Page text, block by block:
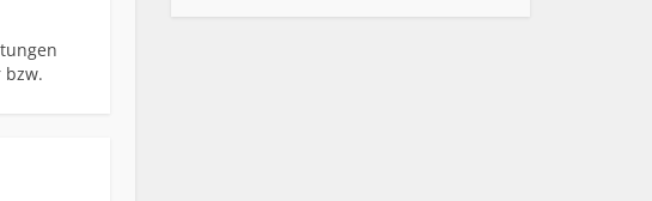
bzw.